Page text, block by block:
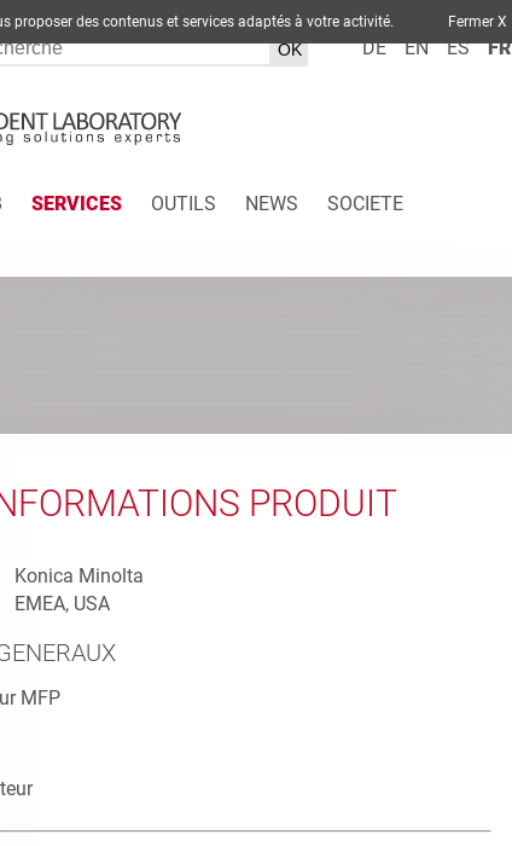
DE EN ES FR
SERVICES OUTILS NEWS SOCIETE
PRODUIT
Konica Minolta
EMEA, USA
MFP
proposer des contenus et services adaptés à votre activité. Fermer X